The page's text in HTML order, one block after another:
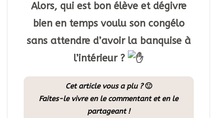
Alors, qui est bon élève et dégivre
bien en temps voulu son congélo
sans attendre d’avoir la banquise à
l’intérieur ?
Cet article vous a plu ?🙂
Faites-le vivre en le commentant et en le
partageant !